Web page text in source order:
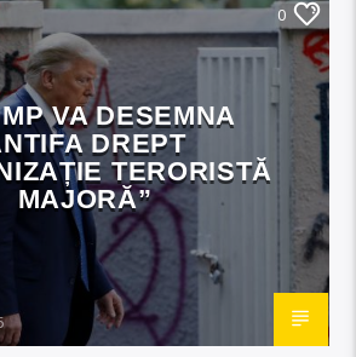
0
VA DESEMNA
DREPT
TERORISTĂ
MAJORĂ”